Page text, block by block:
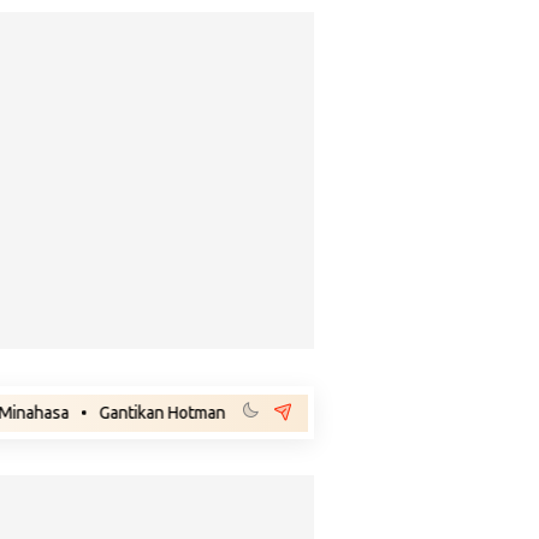
Gantikan Hotman Paris, Febri Diansyah Jadi Penasihat Hukum Eks